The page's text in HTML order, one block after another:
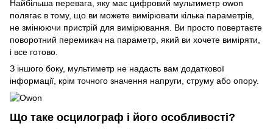
Найбільша перевага, яку має цифровий мультиметр owon
полягає в тому, що ви можете вимірювати кілька параметрів,
не змінюючи пристрій для вимірювання. Ви просто повертаєте
поворотний перемикач на параметр, який ви хочете виміряти,
і все готово.
З іншого боку, мультиметр не надасть вам додаткової
інформації, крім точного значення напруги, струму або опору.
Що таке осцилограф і його особливості?